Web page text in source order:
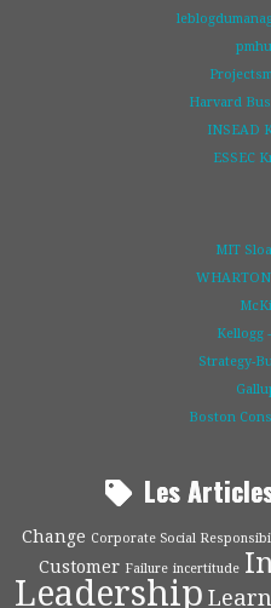
Harvard
INSEAD
ESSEC
MIT
Kellogg
Strategy-
Boston
Les
Change Corporate Social
Customer Failure incertitude
Leadership